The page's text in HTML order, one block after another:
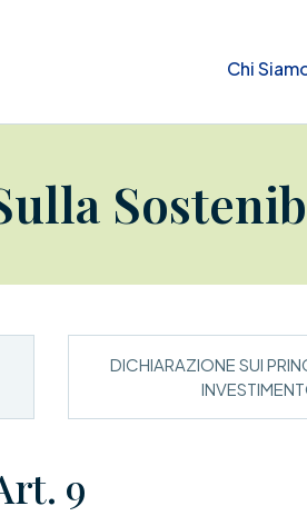
Chi
DICHIARAZIONE SUI
9